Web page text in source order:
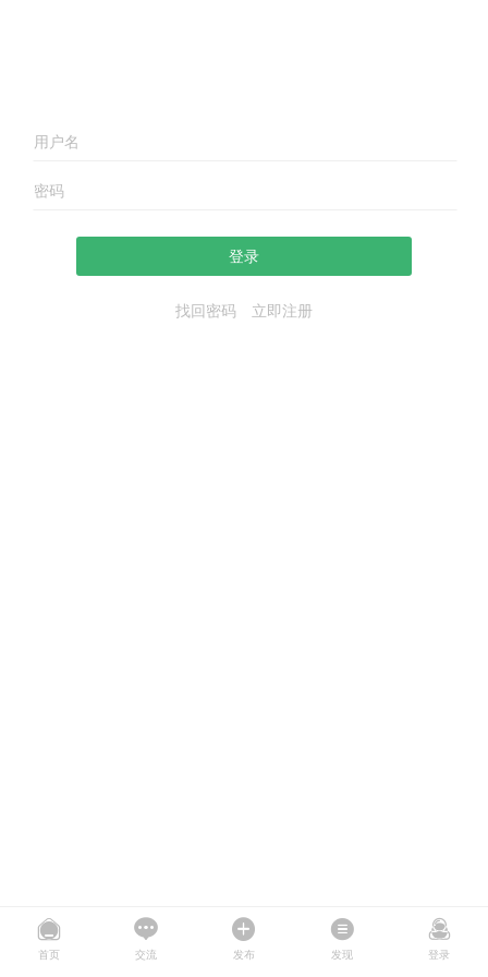
登录
找回密码 立即注册
首页 交流 发布 发现 登录